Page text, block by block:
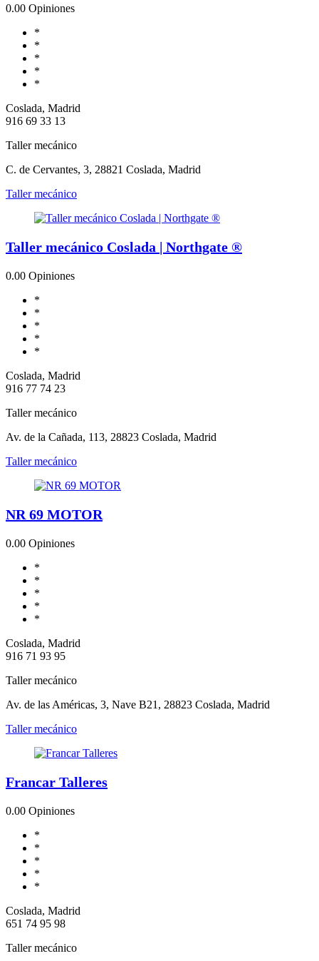
0.00 Opiniones
*
*
*
*
*
Coslada, Madrid
916 69 33 13
Taller mecánico
C. de Cervantes, 3, 28821 Coslada, Madrid
Taller mecánico
Taller mecánico Coslada | Northgate ®
0.00 Opiniones
*
*
*
*
*
Coslada, Madrid
916 77 74 23
Taller mecánico
Av. de la Cañada, 113, 28823 Coslada, Madrid
Taller mecánico
NR 69 MOTOR
0.00 Opiniones
*
*
*
*
*
Coslada, Madrid
916 71 93 95
Taller mecánico
Av. de las Américas, 3, Nave B21, 28823 Coslada, Madrid
Taller mecánico
Francar Talleres
0.00 Opiniones
*
*
*
*
*
Coslada, Madrid
651 74 95 98
Taller mecánico